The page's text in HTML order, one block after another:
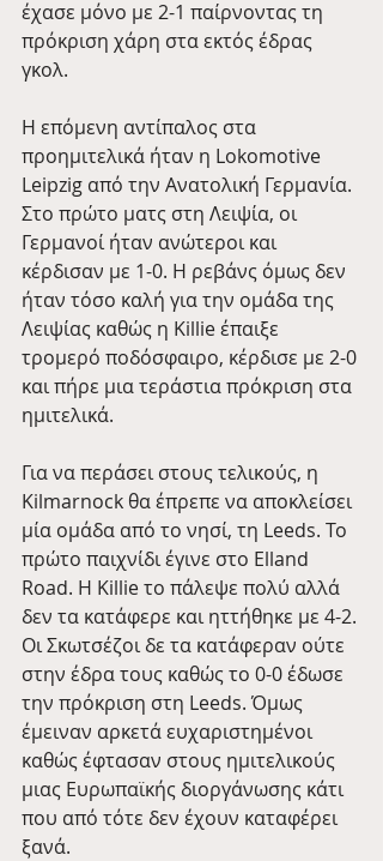
έχασε μόνο με 2-1 παίρνοντας τη
πρόκριση χάρη στα εκτός έδρας
γκολ.
Η επόμενη αντίπαλος στα
προημιτελικά ήταν η Lokomotive
Leipzig από την Ανατολική Γερμανία.
Στο πρώτο ματς στη Λειψία, οι
Γερμανοί ήταν ανώτεροι και
κέρδισαν με 1-0. Η ρεβάνς όμως δεν
ήταν τόσο καλή για την ομάδα της
Λειψίας καθώς η Killie έπαιξε
τρομερό ποδόσφαιρο, κέρδισε με 2-0
και πήρε μια τεράστια πρόκριση στα
ημιτελικά.
Για να περάσει στους τελικούς, η
Kilmarnock θα έπρεπε να αποκλείσει
μία ομάδα από το νησί, τη Leeds. Το
πρώτο παιχνίδι έγινε στο Elland
Road. Η Killie το πάλεψε πολύ αλλά
δεν τα κατάφερε και ηττήθηκε με 4-2.
Οι Σκωτσέζοι δε τα κατάφεραν ούτε
στην έδρα τους καθώς το 0-0 έδωσε
την πρόκριση στη Leeds. Όμως
έμειναν αρκετά ευχαριστημένοι
καθώς έφτασαν στους ημιτελικούς
μιας Ευρωπαϊκής διοργάνωσης κάτι
που από τότε δεν έχουν καταφέρει
ξανά.